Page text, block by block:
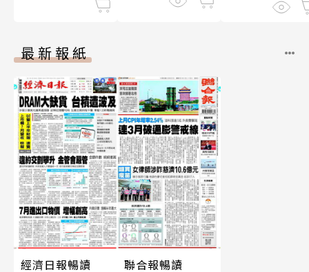
最新報紙
經濟日報暢讀 聯合報暢讀